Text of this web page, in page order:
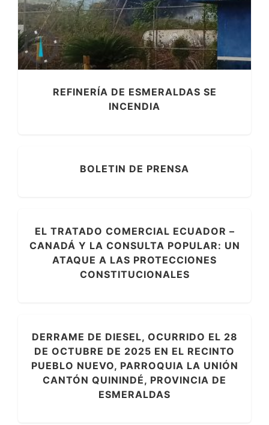
REFINERÍA DE ESMERALDAS SE
INCENDIA
BOLETIN DE PRENSA
EL TRATADO COMERCIAL ECUADOR –
CANADÁ Y LA CONSULTA POPULAR: UN
ATAQUE A LAS PROTECCIONES
CONSTITUCIONALES
DERRAME DE DIESEL, OCURRIDO EL 28
DE OCTUBRE DE 2025 EN EL RECINTO
PUEBLO NUEVO, PARROQUIA LA UNIÓN
CANTÓN QUININDÉ, PROVINCIA DE
ESMERALDAS